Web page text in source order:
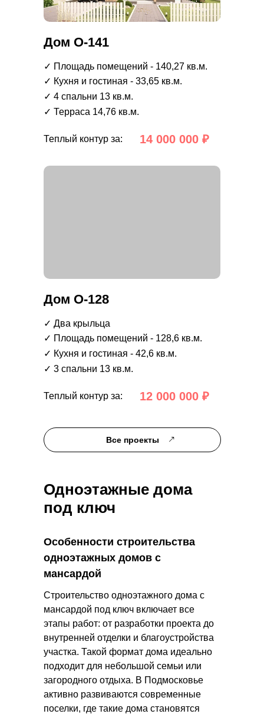
Теплый контур за:
✓ 3 спальни 13 кв.м.
✓ Кухня и гостиная - 42,6 кв.м.
✓ Площадь помещений - 128,6 кв.м.
✓ Два крыльца
12 000 000 ₽
Дом О-128
Теплый контур за:
✓ Терраса 14,76 кв.м.
✓ 4 спальни 13 кв.м.
✓ Кухня и гостиная - 33,65 кв.м.
✓ Площадь помещений - 140,27 кв.м.
14 000 000 ₽
Дом О-141
Все проекты
Одноэтажные дома
под ключ
Строительство одноэтажного дома с
мансардой под ключ включает все
этапы работ: от разработки проекта до
внутренней отделки и благоустройства
участка. Такой формат дома идеально
подходит для небольшой семьи или
загородного отдыха. В Подмосковье
активно развиваются современные
поселки, где такие дома становятся
Особенности строительства
одноэтажных домов с
мансардой